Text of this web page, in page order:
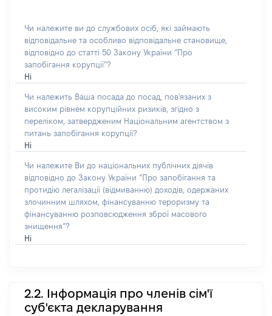
Чи належите ви до службових осіб, які займають
відповідальне та особливо відповідальне становище,
відповідно до статті 50 Закону України “Про
запобігання корупції”?
Ні
Чи належить Ваша посада до посад, пов'язаних з
високим рівнем корупційних ризиків, згідно з
переліком, затвердженим Національним агентством з
питань запобігання корупції?
Ні
Чи належите Ви до національних публічних діячів
відповідно до Закону України “Про запобігання та
протидію легалізації (відмиванню) доходів, одержаних
злочинним шляхом, фінансуванню тероризму та
фінансуванню розповсюдження зброї масового
знищення”?
Ні
2.2. Інформація про членів сім'ї
суб'єкта декларування